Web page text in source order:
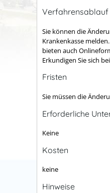
Verfahrensablauf
Sie können die
Krankenkasse
bieten auch
Erkundigen Sie sich
Fristen
Sie müssen die
Erforderliche
Keine
Kosten
keine
Hinweise